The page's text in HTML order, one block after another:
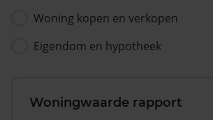
Woning kopen en verkopen
Eigendom en hypotheek
Woningwaarde rapport